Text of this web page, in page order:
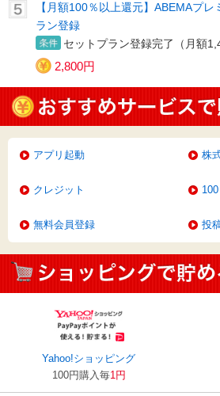
【月額100％以上還元】ABEMAプ
ラン登録
セットプラン登録完了（月額
2,800円
アプリ起動 株
クレジット
無料会員登録 投
Yahoo!ショッピング
100円購入毎1円